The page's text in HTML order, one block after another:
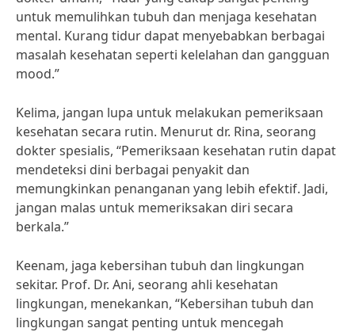
untuk memulihkan tubuh dan menjaga kesehatan
mental. Kurang tidur dapat menyebabkan berbagai
masalah kesehatan seperti kelelahan dan gangguan
mood.”
Kelima, jangan lupa untuk melakukan pemeriksaan
kesehatan secara rutin. Menurut dr. Rina, seorang
dokter spesialis, “Pemeriksaan kesehatan rutin dapat
mendeteksi dini berbagai penyakit dan
memungkinkan penanganan yang lebih efektif. Jadi,
jangan malas untuk memeriksakan diri secara
berkala.”
Keenam, jaga kebersihan tubuh dan lingkungan
sekitar. Prof. Dr. Ani, seorang ahli kesehatan
lingkungan, menekankan, “Kebersihan tubuh dan
lingkungan sangat penting untuk mencegah